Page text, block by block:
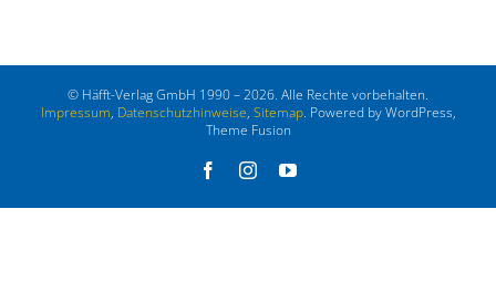
© Häfft-Verlag GmbH 1990 – 2026. Alle Rechte vorbehalten.
Impressum, Datenschutzhinweise, Sitemap. Powered by WordPress,
Theme Fusion
FacebookInstagramYouTube